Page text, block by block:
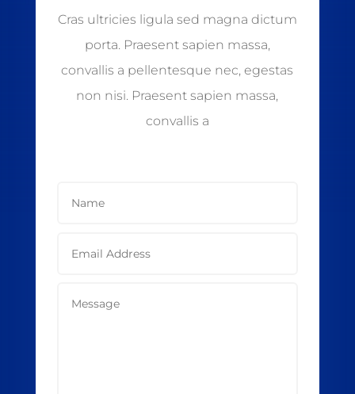
Cras ultricies ligula sed magna dictum
porta. Praesent sapien massa,
convallis a pellentesque nec, egestas
non nisi. Praesent sapien massa,
convallis a